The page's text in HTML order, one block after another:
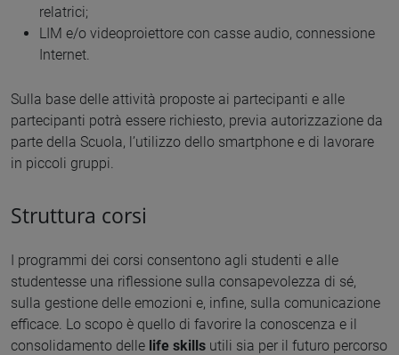
relatrici;
LIM e/o videoproiettore con casse audio, connessione
Internet.
Sulla base delle attività proposte ai partecipanti e alle
partecipanti potrà essere richiesto, previa autorizzazione da
parte della Scuola, l’utilizzo dello smartphone e di lavorare
in piccoli gruppi.
Struttura corsi
I programmi dei corsi consentono agli studenti e alle
studentesse una riflessione sulla consapevolezza di sé,
sulla gestione delle emozioni e, infine, sulla comunicazione
efficace. Lo scopo è quello di favorire la conoscenza e il
consolidamento delle life skills utili sia per il futuro percorso